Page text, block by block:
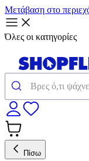
Μετάβαση στο
Όλες οι κατηγορίες
Πίσω